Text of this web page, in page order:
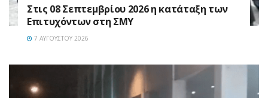
Στις 08 Σεπτεμβρίου 2026 η κατάταξη των
Επιτυχόντων στη ΣΜΥ
7 ΑΥΓΟΎΣΤΟΥ 2026